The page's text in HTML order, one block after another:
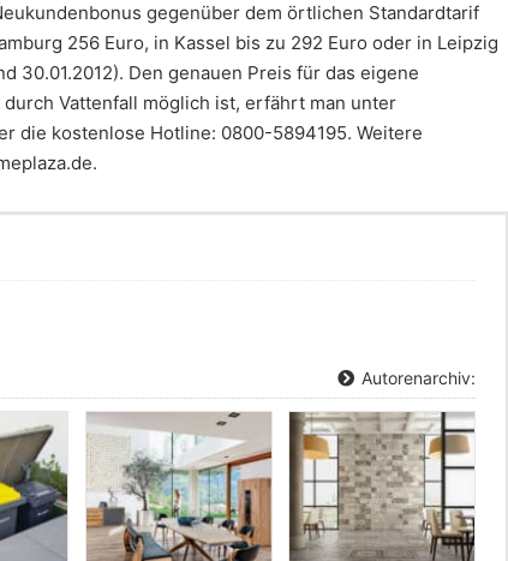
gegenüber dem örtlichen Standardtarif
256 Euro, in Kassel bis zu 292 Euro oder in Leipzig
30.01.2012). Den genauen Preis für das eigene
Vattenfall möglich ist, erfährt man unter
die kostenlose Hotline: 0800-5894195. Weitere
Autorenarchiv: